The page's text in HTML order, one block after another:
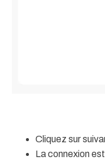
Cliquez sur
La connexion